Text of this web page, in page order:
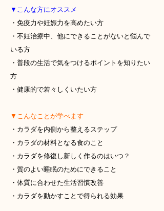
▼こんな方にオススメ
・免疫力や妊娠力を高めたい方
・不妊治療中、他にできることがないと悩んで
いる方
・普段の生活で気をつけるポイントを知りたい
方
・健康的で若々しくいたい方
▼こんなことが学べます
・カラダを内側から整えるステップ
・カラダの材料となる食のこと
・カラダを修復し新しく作るのはいつ？
・質のよい睡眠のためにできること
・体質に合わせた生活習慣改善
・カラダを動かすことで得られる効果